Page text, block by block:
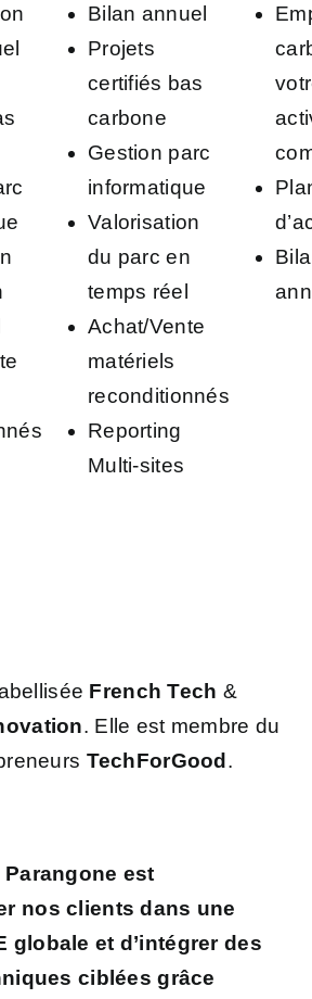
Bilan annuel
Projets
certifiés bas
carbone
Gestion parc
informatique
Valorisation
du parc en
temps réel
Achat/Vente
matériels
reconditionnés
Reporting
Multi-sites
French Tech &
. Elle est membre du
TechForGood.
est
nos clients dans une
globale et d’intégrer des
ciblées grâce